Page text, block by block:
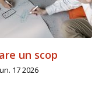
un scop
17 2026